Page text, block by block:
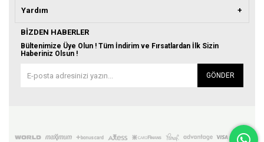
Yardım
BIZDEN HABERLER
Bültenimize Üye Olun ! Tüm İndirim ve Fırsatlardan İlk Sizin
Haberiniz Olsun !
GÖNDER